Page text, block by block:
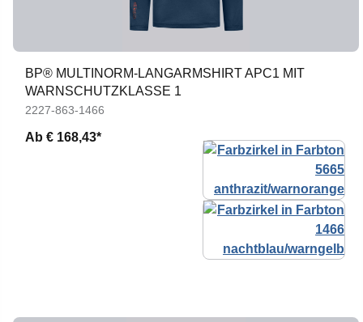
BP® MULTINORM-LANGARMSHIRT APC1 MIT
WARNSCHUTZKLASSE 1
2227-863-1466
Ab € 168,43*